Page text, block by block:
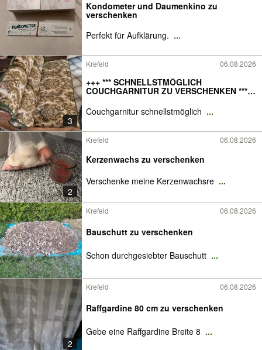
Kondometer und Daumenkino zu
verschenken
Perfekt für Aufklärung. ...
3
Krefeld 06.08.2026
+++ *** SCHNELLSTMÖGLICH
COUCHGARNITUR ZU VERSCHENKEN ***
Couchgarnitur schnellstmöglich ...
2
Krefeld 06.08.2026
Kerzenwachs zu verschenken
Verschenke meine Kerzenwachsre ...
Krefeld 06.08.2026
Bauschutt zu verschenken
Schon durchgesiebter Bauschutt ...
2
Krefeld 06.08.2026
Raffgardine 80 cm zu verschenken
Gebe eine Raffgardine Breite 8 ...